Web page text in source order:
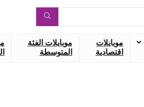
موبايلات
اقتصادية
موبايلات الفئة
المتوسطة